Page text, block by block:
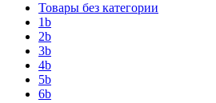
Товары без категории
1b
2b
3b
4b
5b
6b